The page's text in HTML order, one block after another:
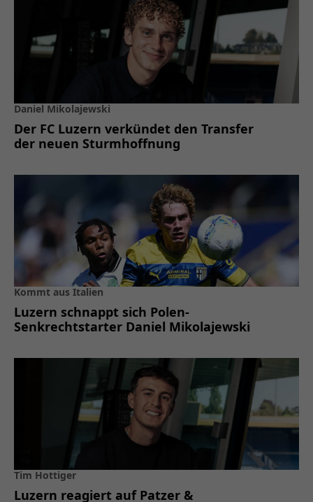
Daniel Mikolajewski
Der FC Luzern verkündet den Transfer
der neuen Sturmhoffnung
Kommt aus Italien
Luzern schnappt sich Polen-
Senkrechtstarter Daniel Mikolajewski
Tim Hottiger
Luzern reagiert auf Patzer &